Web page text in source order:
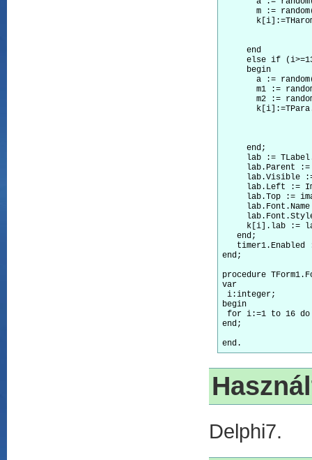
m :=
     end
else if
     begin
a :=
m1 :=
m2 :=
     end;
lab :=
lab.Parent :=
lab.Visible
lab.Left :=
lab.Top :=
k[i].lab :=
   end;
timer1.Enabled
end;
procedure
var
i:integer;
begin
for i:=1 to 16
end;
Delphi7.